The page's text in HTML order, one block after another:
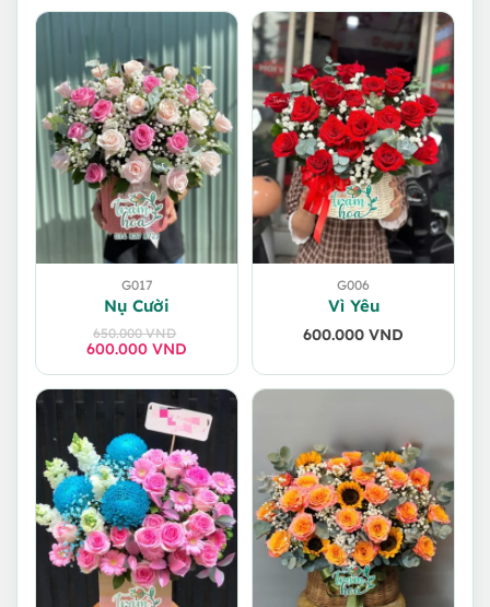
1.000.000 VND.
900.000 VND.
G017
Nụ Cười
650.000VND
Giá
650.000 VND.
600.000 VND
Giá
là:
600.000 VND.
G006
Vì Yêu
600.000 VND